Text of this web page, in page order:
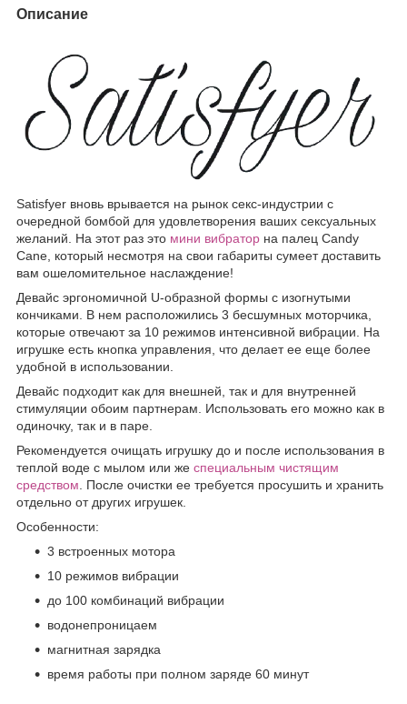
Описание
Satisfyer вновь врывается на рынок секс-индустрии с
очередной бомбой для удовлетворения ваших сексуальных
желаний. На этот раз это мини вибратор на палец Candy
Cane, который несмотря на свои габариты сумеет доставить
вам ошеломительное наслаждение!
Девайс эргономичной U-образной формы с изогнутыми
кончиками. В нем расположились 3 бесшумных моторчика,
которые отвечают за 10 режимов интенсивной вибрации. На
игрушке есть кнопка управления, что делает ее еще более
удобной в использовании.
Девайс подходит как для внешней, так и для внутренней
стимуляции обоим партнерам. Использовать его можно как в
одиночку, так и в паре.
Рекомендуется очищать игрушку до и после использования в
теплой воде с мылом или же специальным чистящим
средством. После очистки ее требуется просушить и хранить
отдельно от других игрушек.
Особенности:
3 встроенных мотора
10 режимов вибрации
до 100 комбинаций вибрации
водонепроницаем
магнитная зарядка
время работы при полном заряде 60 минут